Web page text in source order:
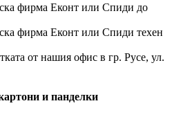
фирма Еконт или Спиди до
фирма Еконт или Спиди техен
от нашия офис в гр. Русе, ул.
и панделки